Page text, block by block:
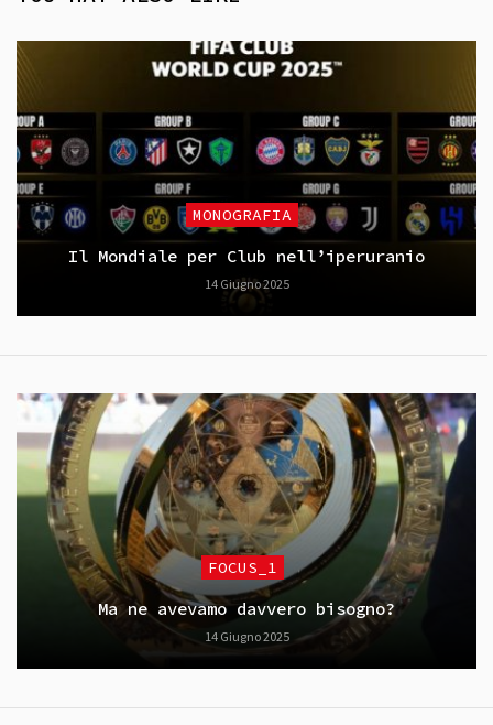
MONOGRAFIA
Il Mondiale per Club nell’iperuranio
14 Giugno 2025
FOCUS_1
Ma ne avevamo davvero bisogno?
14 Giugno 2025